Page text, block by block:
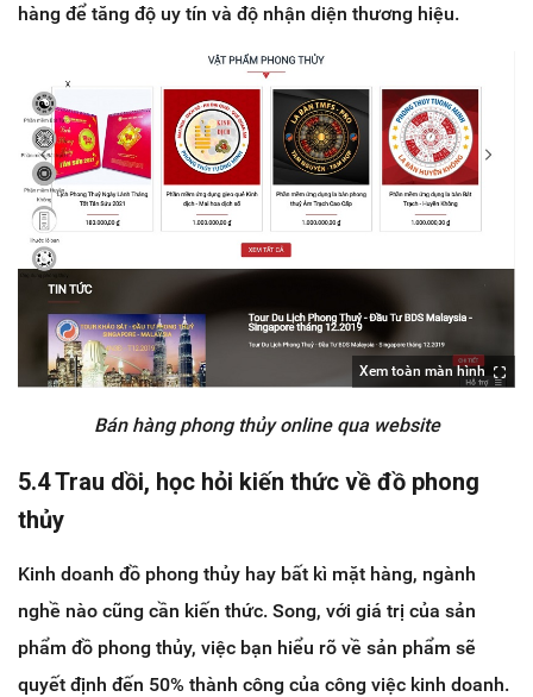
hàng để tăng độ uy tín và độ nhận diện thương hiệu.
Xem toàn màn hình
Bán hàng phong thủy online qua website
5.4 Trau dồi, học hỏi kiến thức về đồ phong
thủy
Kinh doanh đồ phong thủy hay bất kì mặt hàng, ngành
nghề nào cũng cần kiến thức. Song, với giá trị của sản
phẩm đồ phong thủy, việc bạn hiểu rõ về sản phẩm sẽ
quyết định đến 50% thành công của công việc kinh doanh.